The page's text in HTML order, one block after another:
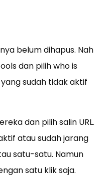
belum dihapus. Nah
dan pilih who is
sudah tidak aktif
dan pilih salin URL.
atau sudah jarang
satu-satu. Namun
satu klik saja.